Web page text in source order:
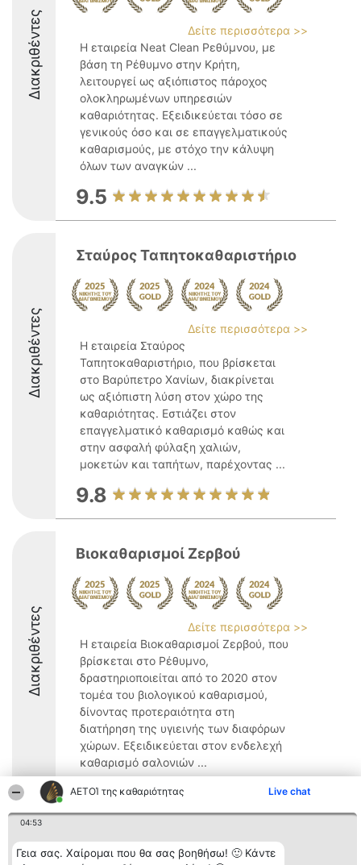
ΑΕΤΟΊ της καθαριότητας Live chat
04:53
Γεια σας. Χαίρομαι που θα σας βοηθήσω! 🙂 Κάντε
Διακριθέντες
Δείτε περισσότερα >>
Η εταιρεία Neat Clean Ρεθύμνου, με
βάση τη Ρέθυμνο στην Κρήτη,
λειτουργεί ως αξιόπιστος πάροχος
ολοκληρωμένων υπηρεσιών
καθαριότητας. Εξειδικεύεται τόσο σε
γενικούς όσο και σε επαγγελματικούς
καθαρισμούς, με στόχο την κάλυψη
όλων των αναγκών ...
9.5
Διακριθέντες
Σταύρος Ταπητοκαθαριστήριο
Δείτε περισσότερα >>
Η εταιρεία Σταύρος
Ταπητοκαθαριστήριο, που βρίσκεται
στο Βαρύπετρο Χανίων, διακρίνεται
ως αξιόπιστη λύση στον χώρο της
καθαριότητας. Εστιάζει στον
επαγγελματικό καθαρισμό καθώς και
στην ασφαλή φύλαξη χαλιών,
μοκετών και ταπήτων, παρέχοντας ...
9.8
Διακριθέντες
Βιοκαθαρισμοί Ζερβού
Δείτε περισσότερα >>
Η εταιρεία Βιοκαθαρισμοί Ζερβού, που
βρίσκεται στο Ρέθυμνο,
δραστηριοποιείται από το 2020 στον
τομέα του βιολογικού καθαρισμού,
δίνοντας προτεραιότητα στη
διατήρηση της υγιεινής των διαφόρων
χώρων. Εξειδικεύεται στον ενδελεχή
καθαρισμό σαλονιών ...
9.1
Διοργανωτής της
κατάταξης
Κατάταξη
Διακριθέντες
Επικοινωνία
Επικοινωνία